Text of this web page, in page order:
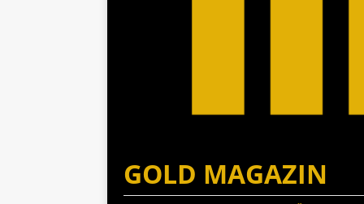
GOLD MAGAZIN